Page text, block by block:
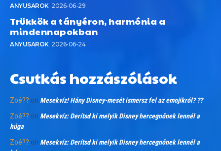
ANYUSAROK 2026-06-29
Trükkök a tányéron, harmónia a
mindennapokban
ANYUSAROK 2026-06-24
Csutkás hozzászólások
Zoé?? on Mesekvíz! Hány Disney-mesét ismersz fel az emojikról? ??
Zoé?? on Mesekvíz: Derítsd ki melyik Disney hercegnőnek lennél a
húga
Zoé?? on Mesekvíz: Derítsd ki melyik Disney hercegnőnek lennél a